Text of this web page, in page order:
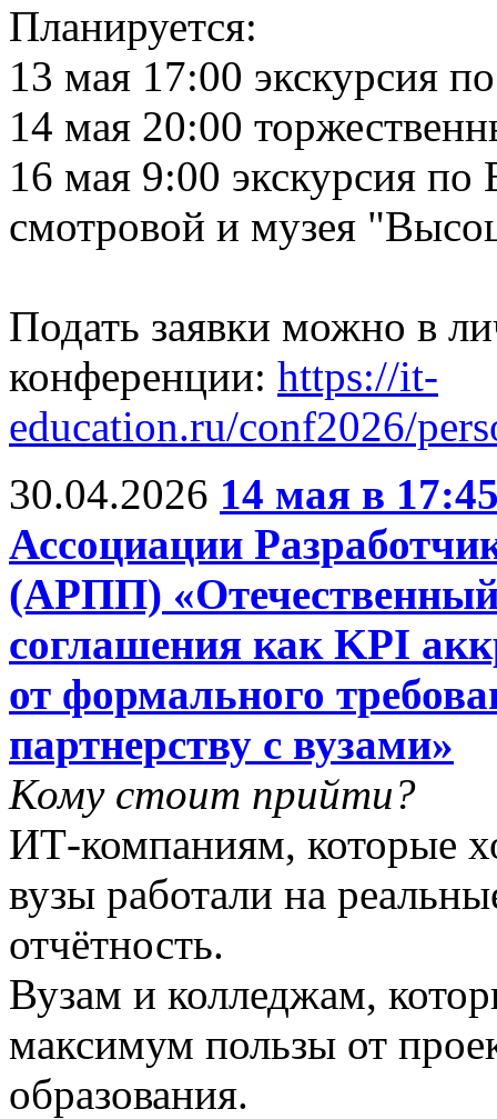
Планируется:
13 мая 17:00 экскурсия
14 мая 20:00
16 мая 9:00 экскурсия
смотровой и музея
Подать заявки можно в
конференции: https://it-
education.ru/conf2026/
30.04.2026 14 мая в
Ассоциации
(АРПП)
соглашения как KPI
от формального
партнерству с вузами»
Кому стоит прийти?
ИТ-компаниям, которые
вузы работали на
отчётность.
Вузам и колледжам,
максимум пользы от
образования.